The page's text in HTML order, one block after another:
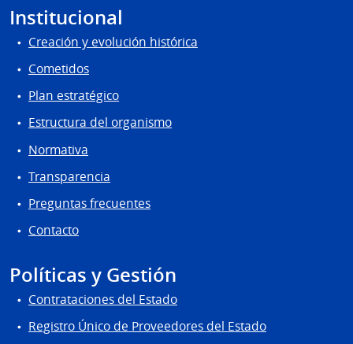
Institucional
Creación y evolución histórica
Cometidos
Plan estratégico
Estructura del organismo
Normativa
Transparencia
Preguntas frecuentes
Contacto
Políticas y Gestión
Contrataciones del Estado
Registro Único de Proveedores del Estado